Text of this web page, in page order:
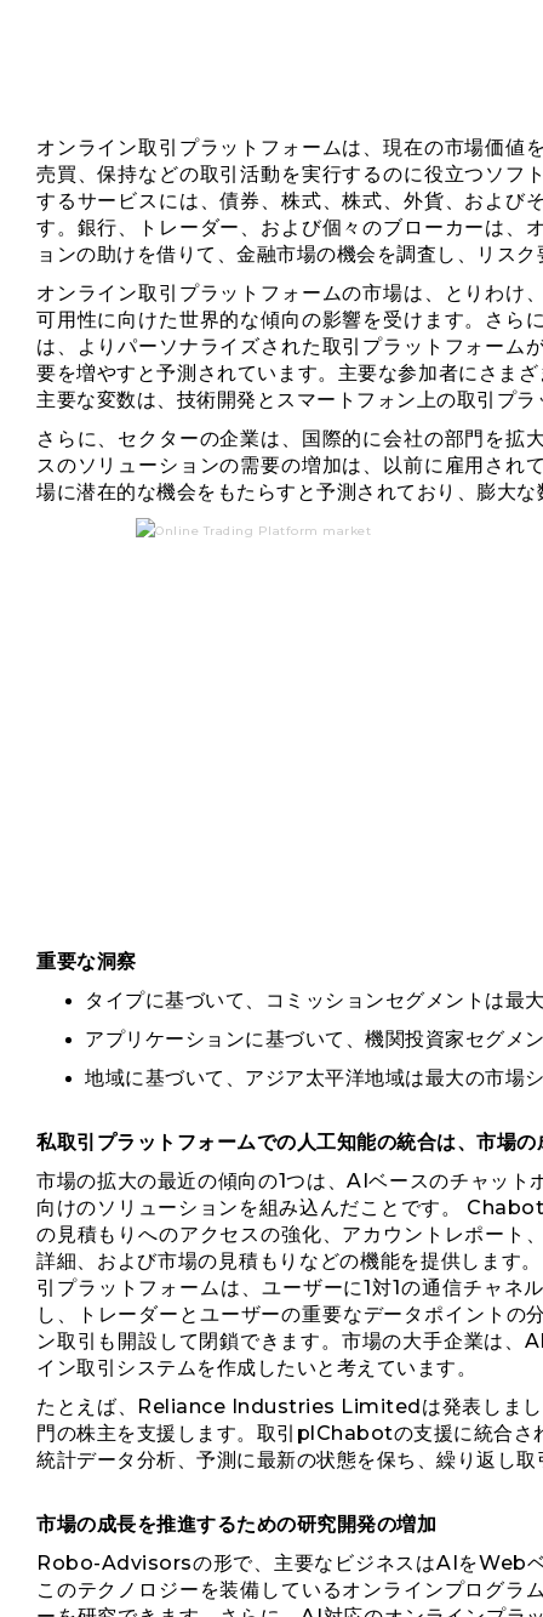
オンライン取引プラットフォームは、現在の市場価値
売買、保持などの取引活動を実行するのに役立つソフ
するサービスには、債券、株式、株式、外貨、および
す。銀行、トレーダー、および個々のブローカーは、
ョンの助けを借りて、金融市場の機会を調査し、リス
オンライン取引プラットフォームの市場は、とりわけ
可用性に向けた世界的な傾向の影響を受けます。さら
は、よりパーソナライズされた取引プラットフォーム
要を増やすと予測されています。主要な参加者にさま
主要な変数は、技術開発とスマートフォン上の取引プ
さらに、セクターの企業は、国際的に会社の部門を拡
スのソリューションの需要の増加は、以前に雇用され
場に潜在的な機会をもたらすと予測されており、膨大
重要な洞察
タイプに基づいて、コミッションセグメントは最
アプリケーションに基づいて、機関投資家セグメ
地域に基づいて、アジア太平洋地域は最大の市場
私取引プラットフォームでの人工知能の統合は、市場
市場の拡大の最近の傾向の1つは、AIベースのチャッ
向けのソリューションを組み込んだことです。
の見積もりへのアクセスの強化、アカウントレポート
詳細、および市場の見積もりなどの機能を提供します
引プラットフォームは、ユーザーに1対1の通信チャネ
し、トレーダーとユーザーの重要なデータポイント
ン取引も開設して閉鎖できます。市場の大手企業は、
イン取引システムを作成したいと考えています。
たとえば、Reliance Industries Limitedは発表しま
門の株主を支援します。取引plChabotの支援に統合さ
統計データ分析、予測に最新の状態を保ち、繰り返し
市場の成長を推進するための研究開発の増加
Robo-Advisorsの形で、主要なビジネスはAIをWeb
このテクノロジーを装備しているオンラインプログラ